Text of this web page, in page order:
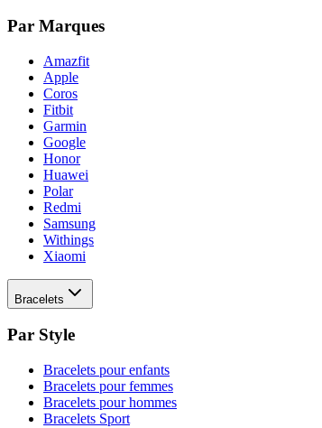
Par Marques
Amazfit
Apple
Coros
Fitbit
Garmin
Google
Honor
Huawei
Polar
Redmi
Samsung
Withings
Xiaomi
Bracelets
Par Style
Bracelets pour enfants
Bracelets pour femmes
Bracelets pour hommes
Bracelets Sport